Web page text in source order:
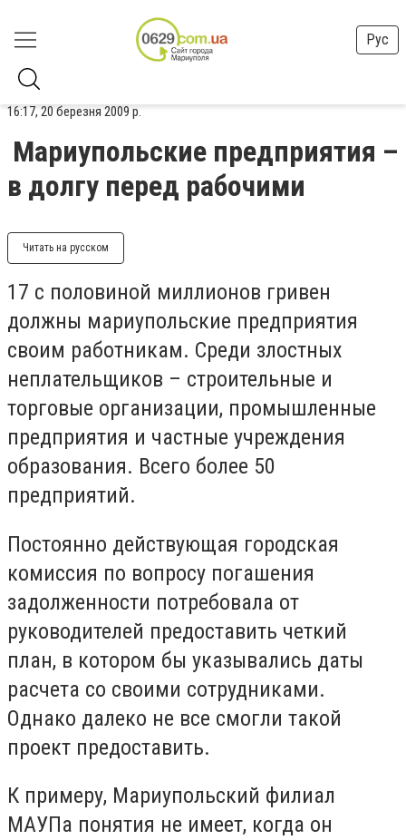
Рус
16:17, 20 березня 2009 р.
Мариупольские предприятия –
в долгу перед рабочими
Читать на русском
17 с половиной миллионов гривен
должны мариупольские предприятия
своим работникам. Среди злостных
неплательщиков – строительные и
торговые организации, промышленные
предприятия и частные учреждения
образования. Всего более 50
предприятий.
Постоянно действующая городская
комиссия по вопросу погашения
задолженности потребовала от
руководителей предоставить четкий
план, в котором бы указывались даты
расчета со своими сотрудниками.
Однако далеко не все смогли такой
проект предоставить.
К примеру, Мариупольский филиал
МАУПа понятия не имеет, когда он